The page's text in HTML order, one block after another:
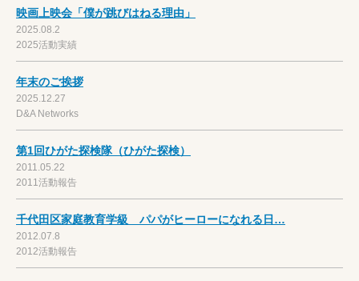
映画上映会「僕が跳びはねる理由」
2025.08.2
2025活動実績
年末のご挨拶
2025.12.27
D&A Networks
第1回ひがた探検隊（ひがた探検）
2011.05.22
2011活動報告
千代田区家庭教育学級 パパがヒーローになれる日…
2012.07.8
2012活動報告